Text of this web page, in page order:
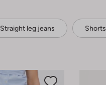
Straight leg jeans Shorts